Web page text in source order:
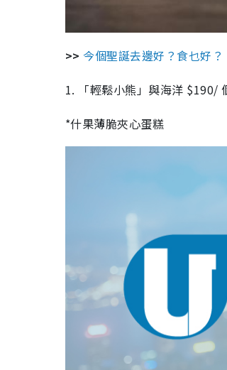
>>今個聖誕去邊好？食乜好？
1. 「輕鬆小熊」與海洋 $190/
*什果薄脆夾心蛋糕